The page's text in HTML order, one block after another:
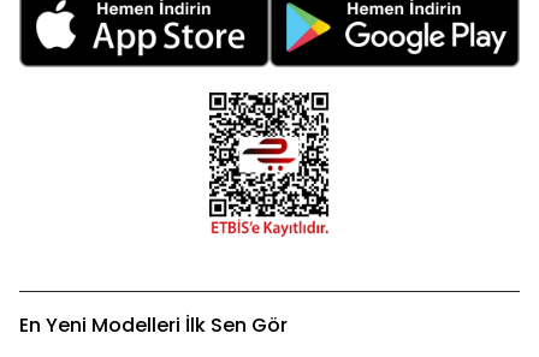
En Yeni Modelleri İlk Sen Gör